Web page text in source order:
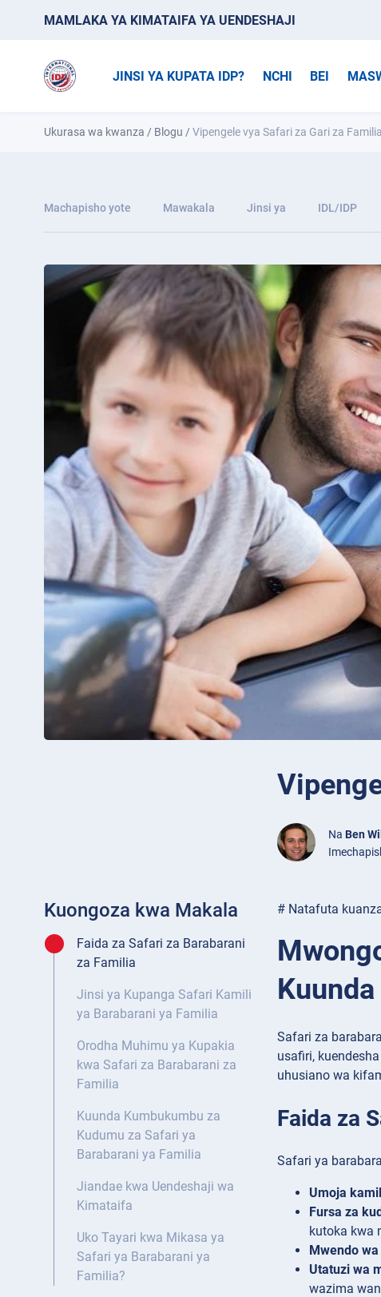
MAMLAKA YA KIMATAIFA YA UENDESHAJI
JINSI YA KUPATA IDP? NCHI BEI
Ukurasa wa kwanza / Blogu /Vipengele vya Safari za Gari za Familia
Machapisho yote Mawakala Jinsi ya IDL/IDP
Na Ben
Kuongoza kwa Makala
Faida za Safari za Barabarani
za Familia
Jinsi ya Kupanga Safari Kamili
ya Barabarani ya Familia
Orodha Muhimu ya Kupakia
kwa Safari za Barabarani za
Familia
Kuunda Kumbukumbu za
Kudumu za Safari ya
Barabarani ya Familia
Jiandae kwa Uendeshaji wa
Kimataifa
Uko Tayari kwa Mikasa ya
Safari ya Barabarani ya
Familia?
# Natafuta
Safari za
usafiri,
uhusiano wa
Faida za
Safari ya
Umoja
Fursa za
kutoka kwa
Mwendo
Utatuzi wa
wazima